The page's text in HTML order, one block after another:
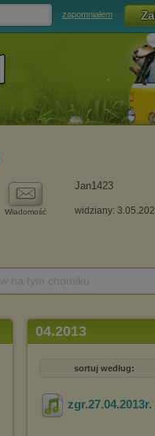
zapomniałem
Wiadomość
Jan1423
widziany:
04.2013
sortuj według: